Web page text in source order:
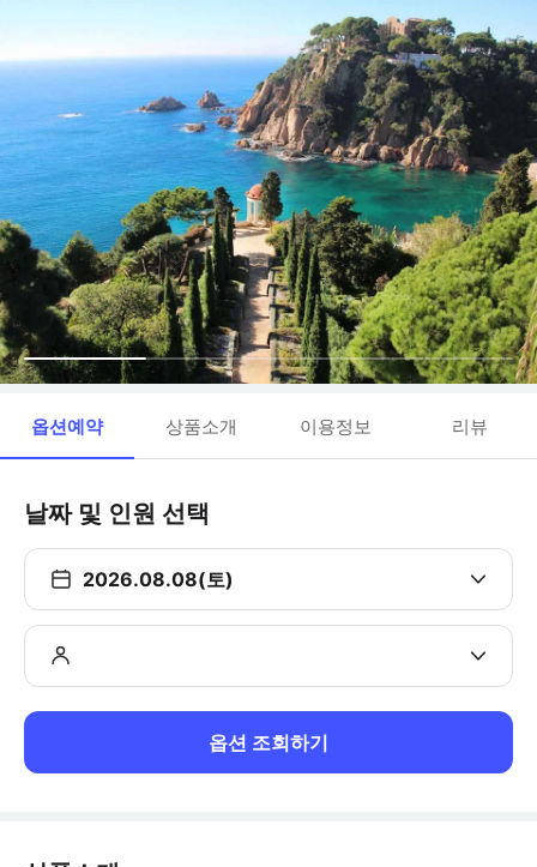
옵션예약 상품소개 이용정보 리뷰
날짜 및 인원 선택
2026.08.08(토)
옵션 조회하기